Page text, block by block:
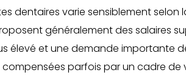
dentaires varie sensiblement
généralement des salaires
élevé et une demande importante
parfois par un cadre de